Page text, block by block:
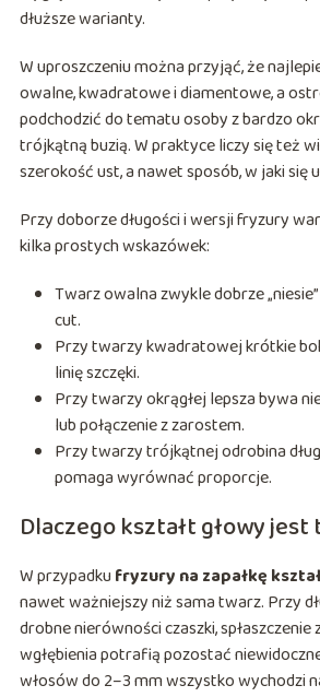
dłuższe warianty.
W uproszczeniu można przyjąć, że
owalne, kwadratowe i diamentowe, a
podchodzić do tematu osoby z bardzo
trójkątną buzią. W praktyce liczy się też
szerokość ust, a nawet sposób, w jaki się
Przy doborze długości i wersji fryzury
kilka prostych wskazówek:
Twarz owalna zwykle dobrze
cut.
Przy twarzy kwadratowej krótkie
linię szczęki.
Przy twarzy okrągłej lepsza bywa
lub połączenie z zarostem.
Przy twarzy trójkątnej odrobina
pomaga wyrównać proporcje.
Dlaczego kształt głowy jest
W przypadkufryzury na zapałkę
nawet ważniejszy niż sama twarz. Przy
drobne nierówności czaszki, spłaszczenie
wgłębienia potrafią pozostać
włosów do 2–3 mm wszystko wychodzi